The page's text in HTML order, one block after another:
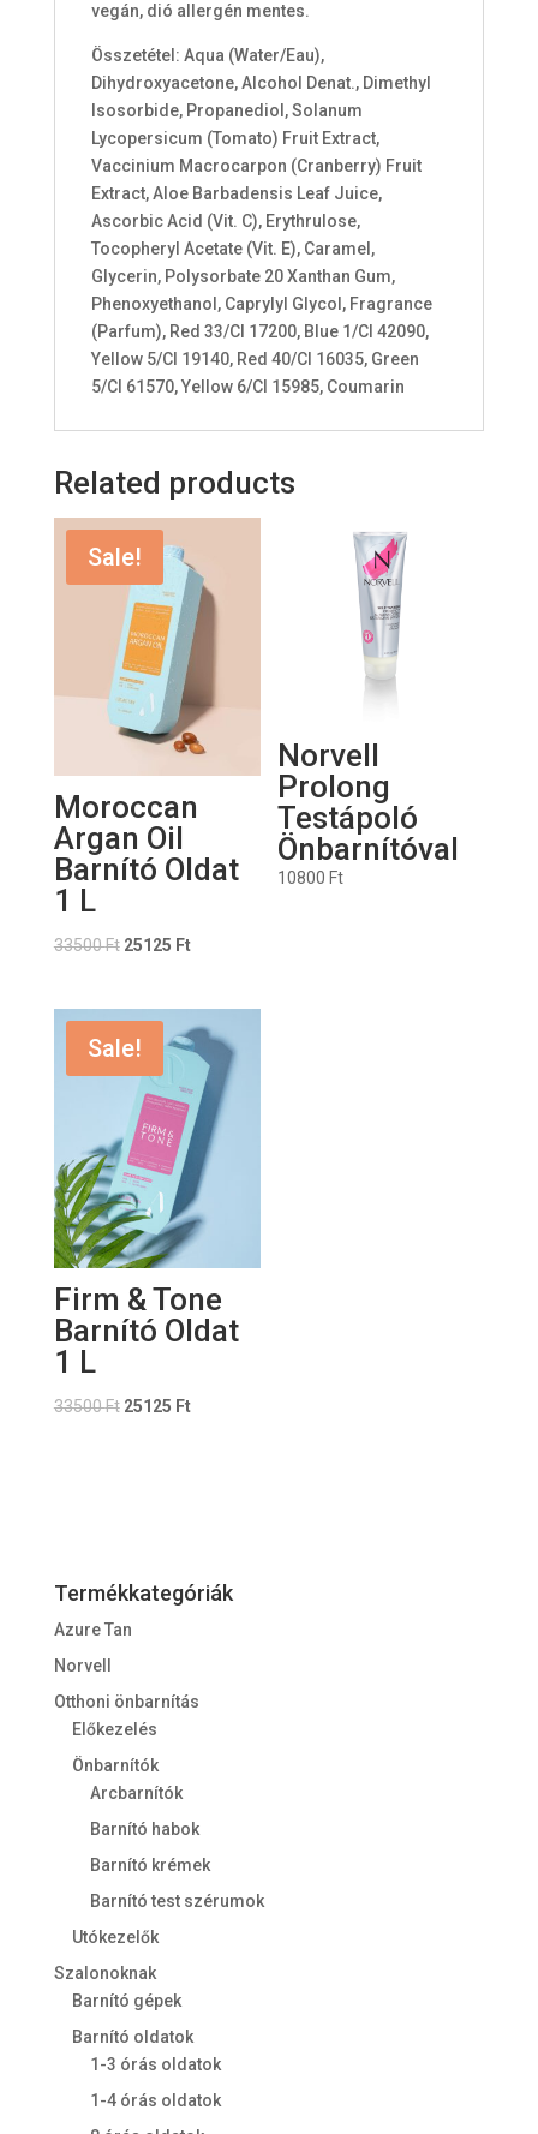
vegán, dió allergén mentes.
Összetétel: Aqua (Water/Eau),
Dihydroxyacetone, Alcohol Denat., Dimethyl
Isosorbide, Propanediol, Solanum
Lycopersicum (Tomato) Fruit Extract,
Vaccinium Macrocarpon (Cranberry) Fruit
Extract, Aloe Barbadensis Leaf Juice,
Ascorbic Acid (Vit. C), Erythrulose,
Tocopheryl Acetate (Vit. E), Caramel,
Glycerin, Polysorbate 20 Xanthan Gum,
Phenoxyethanol, Caprylyl Glycol, Fragrance
(Parfum), Red 33/CI 17200, Blue 1/CI 42090,
Yellow 5/CI 19140, Red 40/CI 16035, Green
5/CI 61570, Yellow 6/CI 15985, Coumarin
Related products
Sale!
Moroccan
Argan Oil
Barnító Oldat
1 L
33500Ft 25125 Ft
Norvell
Prolong
Testápoló
Önbarnítóval
10800 Ft
Sale!
Firm & Tone
Barnító Oldat
1 L
33500Ft 25125 Ft
Termékkategóriák
Azure Tan
Norvell
Otthoni önbarnítás
Előkezelés
Önbarnítók
Arcbarnítók
Barnító habok
Barnító krémek
Barnító test szérumok
Utókezelők
Szalonoknak
Barnító gépek
Barnító oldatok
1-3 órás oldatok
1-4 órás oldatok